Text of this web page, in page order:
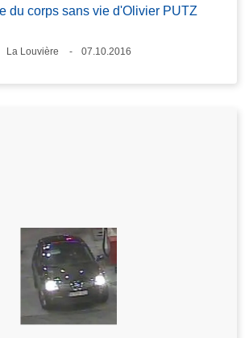
du corps sans vie d'Olivier PUTZ
Lieux
La Louvière
07.10.2016